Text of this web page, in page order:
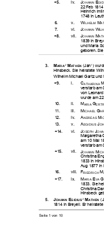
   

  
  
  

    
  
  
  

  

  
  

  
  

    

     

